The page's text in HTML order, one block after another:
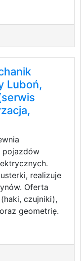
Luboń,
pojazdów
realizuje
Oferta
czujniki),
geometrię.